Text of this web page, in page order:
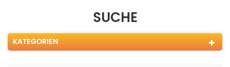
SUCHE
KATEGORIEN